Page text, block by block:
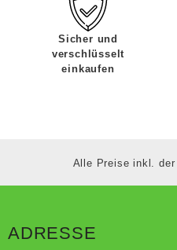
Sicher und
verschlüsselt
einkaufen
Alle Preise inkl.
ADRESSE